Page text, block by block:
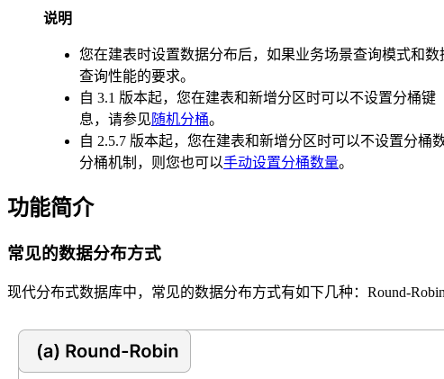
说明
您在建表时设置数据分布后，如果业务场景查询模式和数
查询性能的要求。
自 3.1 版本起，您在建表和新增分区时可以不设置分桶
息，请参见随机分桶。
自 2.5.7 版本起，您在建表和新增分区时可以不设置分
分桶机制，则您也可以手动设置分桶数量。
功能简介
常见的数据分布方式
现代分布式数据库中，常见的数据分布方式有如下几种：Round-